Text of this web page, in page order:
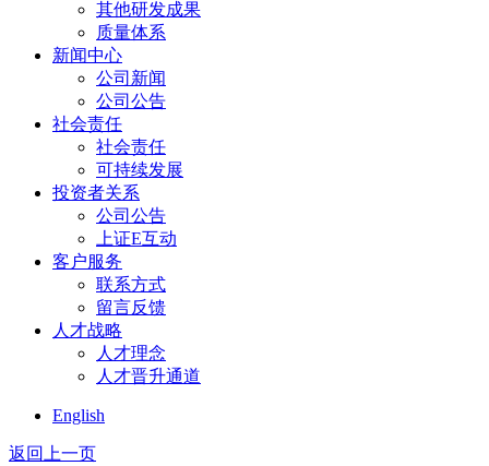
其他研发成果
质量体系
新闻中心
公司新闻
公司公告
社会责任
社会责任
可持续发展
投资者关系
公司公告
上证E互动
客户服务
联系方式
留言反馈
人才战略
人才理念
人才晋升通道
English
返回上一页